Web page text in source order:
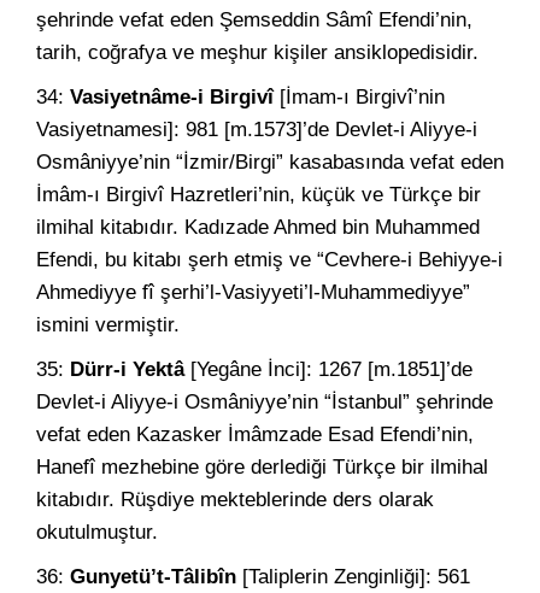
şehrinde vefat eden Şemseddin Sâmî Efendi’nin,
tarih, coğrafya ve meşhur kişiler ansiklopedisidir.
34: Vasiyetnâme-i Birgivî[İmam-ı Birgivî’nin
Vasiyetnamesi]: 981 [m.1573]’de Devlet-i Aliyye-i
Osmâniyye’nin “İzmir/Birgi” kasabasında vefat eden
İmâm-ı Birgivî Hazretleri’nin, küçük ve Türkçe bir
ilmihal kitabıdır. Kadızade Ahmed bin Muhammed
Efendi, bu kitabı şerh etmiş ve “Cevhere-i Behiyye-i
Ahmediyye fî şerhi’l-Vasiyyeti’l-Muhammediyye”
ismini vermiştir.
35: Dürr-i Yektâ[Yegâne İnci]: 1267 [m.1851]’de
Devlet-i Aliyye-i Osmâniyye’nin “İstanbul” şehrinde
vefat eden Kazasker İmâmzade Esad Efendi’nin,
Hanefî mezhebine göre derlediği Türkçe bir ilmihal
kitabıdır. Rüşdiye mekteblerinde ders olarak
okutulmuştur.
36: Gunyetü’t-Tâlibîn [Taliplerin Zenginliği]: 561